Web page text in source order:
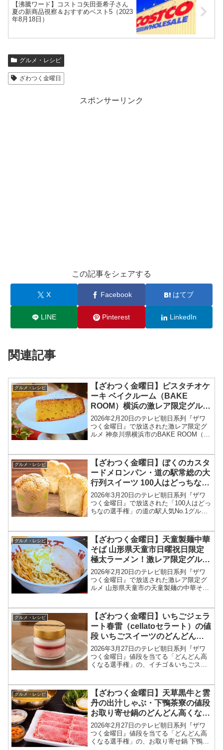
【沸騰ワード】コストコ矢田亜希子さん
夏の新商品視察＆おすすめベスト5（2023
年8月18日）
グルメ・レシピ
ざわつく金曜日
スポンサーリンク
この記事をシェアする
X Facebook はてブ
LINE Pinterest LinkedIn
関連記事
グルメ・レシピ
【ざわつく金曜日】ピスタチオケ
ーキ ベイクルーム（BAKE
ROOM）横浜の激レア限定グルメ
お店情報2026年2月20日
2026年2月20日のテレビ朝日系列『ザワ
つく金曜日』で放送された激レア限定グ
ルメ 神奈川県横浜市のBAKE ROOM（ベ
は、全国の激レア限定グル獲得を目指し
て、高嶋...
グルメ・レシピ
【ざわつく金曜日】ぼくのカスタ
ードメロンパン・道の駅常総の大
行列スイーツ 100人はどっちなの
2026年3月20日
2026年3月20日のテレビ朝日系列『ザワ
つく金曜日』で放送された「100人はどっ
ちなの選手権」の道の駅人気No.1グルメ
ニュー情報、結果を紹介します！今回の
ざわつく...
グルメ・レシピ
【ざわつく金曜日】天童製麺中華
そば 山形県天童市日曜祝日限定
極太ラーメン！激レア限定グルメ
お店情報2026年2月20日
2026年2月20日のテレビ朝日系列『ザワ
つく金曜日』で放送された激レア限定グ
ルメ 山形県天童市の天童製麺の中華そば
を目指して、高嶋ちさ子さん、長嶋一茂
さん、石原良純...
グルメ・レシピ
【ざわつく金曜日】いちごジェラ
ート春雷（cellatoセラート）の値
段 いちごスイーツのどんどん高
くなる選手権2026年3月27日
2026年3月27日のテレビ朝日系列『ザワ
つく金曜日』値段を当てる「どんどん高
くなる選手権」の、イチゴ＆いちごスイ
す！ざわつく金曜日では「どんどん高く
なる選手権」と題...
グルメ・レシピ
【ざわつく金曜日】天草黒牛と雲
丹の出汁しゃぶ・下鴨茶寮の値段
お取り寄せ鍋のどんどん高くなる
選手権2026年2月27日
2026年2月27日のテレビ朝日系列『ザワ
つく金曜日』値段を当てる「どんどん高
くなる選手権」の、お取り寄せ鍋 下鴨茶